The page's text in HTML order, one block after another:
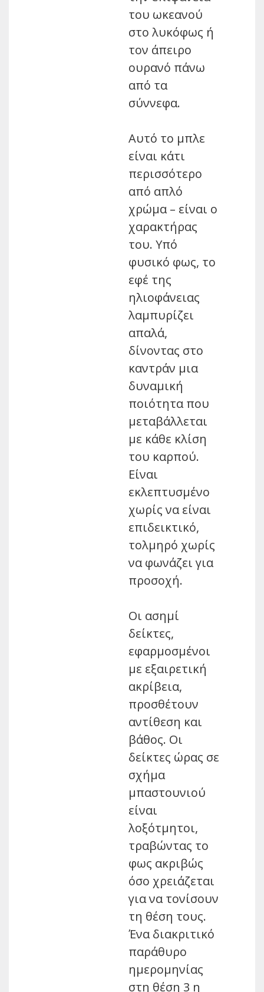
του ωκεανού
στο λυκόφως ή
τον άπειρο
ουρανό πάνω
από τα
σύννεφα.
Αυτό το μπλε
είναι κάτι
περισσότερο
από απλό
χρώμα – είναι ο
χαρακτήρας
του. Υπό
φυσικό φως, το
εφέ της
ηλιοφάνειας
λαμπυρίζει
απαλά,
δίνοντας στο
καντράν μια
δυναμική
ποιότητα που
μεταβάλλεται
με κάθε κλίση
του καρπού.
Είναι
εκλεπτυσμένο
χωρίς να είναι
επιδεικτικό,
τολμηρό χωρίς
να φωνάζει για
προσοχή.
Οι ασημί
δείκτες,
εφαρμοσμένοι
με εξαιρετική
ακρίβεια,
προσθέτουν
αντίθεση και
βάθος. Οι
δείκτες ώρας σε
σχήμα
μπαστουνιού
είναι
λοξότμητοι,
τραβώντας το
φως ακριβώς
όσο χρειάζεται
για να τονίσουν
τη θέση τους.
Ένα διακριτικό
παράθυρο
ημερομηνίας
στη θέση 3 η